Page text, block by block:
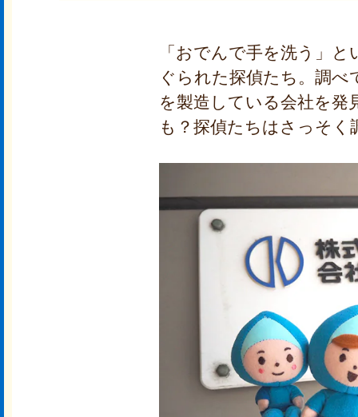
「おでんで手を洗う」
ぐられた探偵たち。調
を製造している会社を
も？探偵たちはさっそく